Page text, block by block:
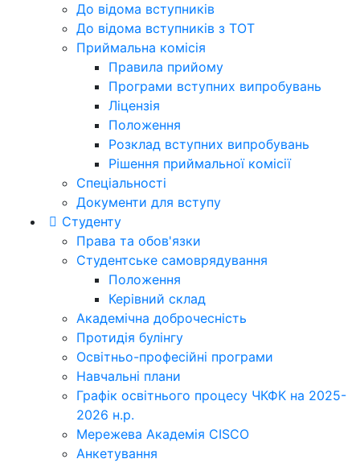
До відома вступників
До відома вступників з ТОТ
Приймальна комісія
Правила прийому
Програми вступних випробувань
Ліцензія
Положення
Розклад вступних випробувань
Рішення приймальної комісії
Спеціальності
Документи для вступу
Студенту
Права та обов'язки
Студентське самоврядування
Положення
Керівний склад
Академічна доброчесність
Протидія булінгу
Освітньо-професійні програми
Навчальні плани
Графік освітнього процесу ЧКФК на 2025-
2026 н.р.
Мережева Академія CISCO
Анкетування